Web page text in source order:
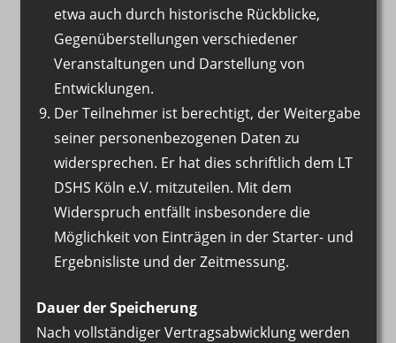
etwa auch durch historische Rückblicke,
Gegenüberstellungen verschiedener
Veranstaltungen und Darstellung von
Entwicklungen.
Der Teilnehmer ist berechtigt, der Weitergabe
seiner personenbezogenen Daten zu
widersprechen. Er hat dies schriftlich dem LT
DSHS Köln e.V. mitzuteilen. Mit dem
Widerspruch entfällt insbesondere die
Möglichkeit von Einträgen in der Starter- und
Ergebnisliste und der Zeitmessung.
Dauer der Speicherung
Nach vollständiger Vertragsabwicklung werden